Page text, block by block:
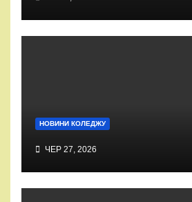
НОВИНИ КОЛЕДЖУ
ЧЕР 27, 2026